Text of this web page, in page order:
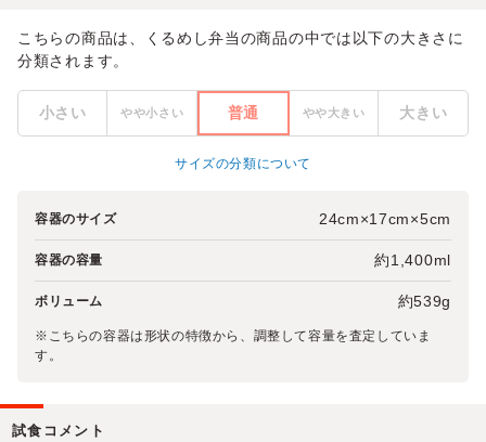
こちらの商品は、くるめし弁当の商品の中では以下の大きさに
分類されます。
小さい やや小さい 普通 やや大きい 大きい
サイズの分類について
容器のサイズ 24cm×17cm×5cm
容器の容量 約1,400ml
ボリューム 約539g
※こちらの容器は形状の特徴から、調整して容量を査定していま
す。
試食コメント